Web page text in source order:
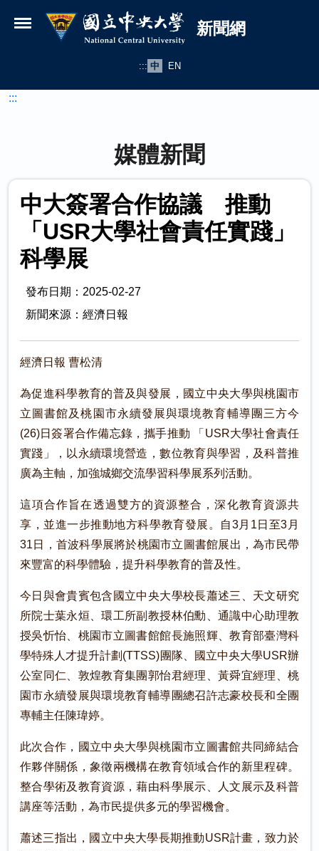
國立中央大學新聞網
新聞網
::: 中 EN
:::
媒體新聞
中大簽署合作協議 推動
「USR大學社會責任實踐」
科學展
發布日期：2025-02-27
新聞來源：經濟日報
經濟日報 曹松清
為促進科學教育的普及與發展，國立中央大學與桃園市
立圖書館及桃園市永續發展與環境教育輔導團三方今
(26)日簽署合作備忘錄，攜手推動 「USR大學社會責任
實踐」，以永續環境營造，數位教育與學習，及科普推
廣為主軸，加強城鄉交流學習科學展系列活動。
這項合作旨在透過雙方的資源整合，深化教育資源共
享，並進一步推動地方科學教育發展。自3月1日至3月
31日，首波科學展將於桃園市立圖書館展出，為市民帶
來豐富的科學體驗，提升科學教育的普及性。
今日與會貴賓包含國立中央大學校長蕭述三、天文研究
所院士葉永烜、環工所副教授林伯勳、通識中心助理教
授吳忻怡、桃園市立圖書館館長施照輝、教育部臺灣科
學特殊人才提升計劃(TTSS)團隊、國立中央大學USR辦
公室同仁、敦煌教育集團郭怡君經理、黃舜宜經理、桃
園市永續發展與環境教育輔導團總召許志豪校長和全團
專輔主任陳瑋婷。
此次合作，國立中央大學與桃園市立圖書館共同締結合
作夥伴關係，象徵兩機構在教育領域合作的新里程碑。
整合學術及教育資源，藉由科學展示、人文展示及科普
講座等活動，為市民提供多元的學習機會。
蕭述三指出，國立中央大學長期推動USR計畫，致力於